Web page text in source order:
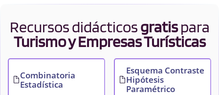
Recursos didácticosgratispara
Turismo y Empresas Turísticas
Combinatoria
Estadística
Esquema Contraste
Hipótesis
Paramétrico